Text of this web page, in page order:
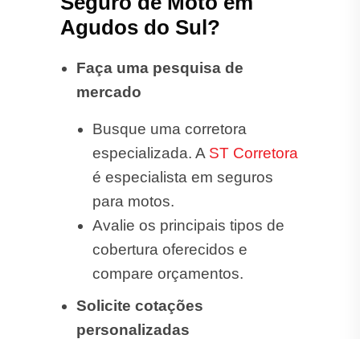
Agudos do Sul?
Faça uma pesquisa de
mercado
Busque uma corretora
especializada. A ST Corretora
é especialista em seguros
para motos.
Avalie os principais tipos de
cobertura oferecidos e
compare orçamentos.
Solicite cotações
personalizadas